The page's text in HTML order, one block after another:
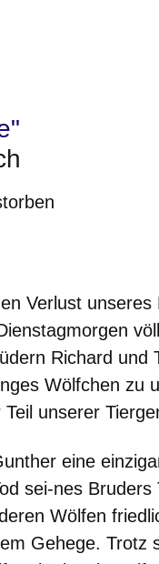
Verlust
Richard und
Wölfchen zu
unserer
eine
sei-nes Bruders
Wölfen
Gehege. Trotz